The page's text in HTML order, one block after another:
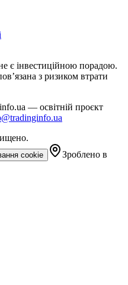
є інвестиційною порадою.
з ризиком втрати
— освітній проєкт
cookie
Зроблено в